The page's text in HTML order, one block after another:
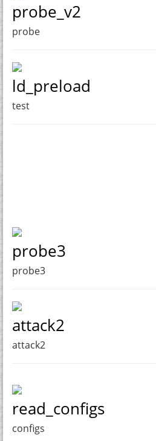
probe_v2
probe
ld_preload
test
probe3
probe3
attack2
attack2
read_configs
configs